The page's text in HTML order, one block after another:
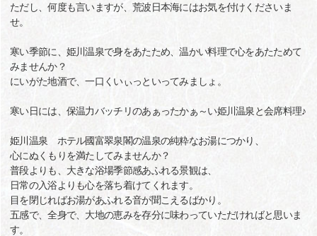
ただし、何度も言いますが、荒波日本海にはお気を付けくださいま
せ。
寒い季節に、姫川温泉で身をあたため、温かい料理で心をあたためて
みませんか？
にいがた地酒で、一口くいぃっといってみましょ。
寒い日には、保温力バッチリのあぁったかぁ～い姫川温泉と会席料理♪
姫川温泉 ホテル國富翠泉閣の温泉の純粋なお湯につかり、
心にぬくもりを満たしてみませんか？
普段よりも、大きな浴場季節感あふれる景観は、
日常の入浴よりも心を落ち着けてくれます。
目を閉じればお湯があふれる音が聞こえるばかり。
五感で、全身で、大地の恵みを存分に味わっていただければと思いま
す。